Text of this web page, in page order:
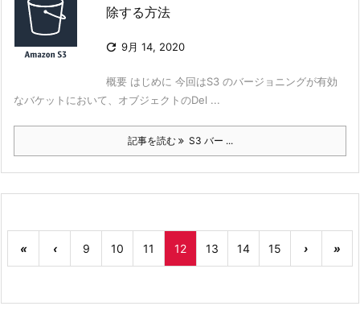
除する方法
 9月 14, 2020
概要 はじめに 今回はS3 のバージョニングが有効
なバケットにおいて、オブジェクトのDel ...
記事を読む S3 バー ...
« ‹ 9 10 11 12 13 14 15 › »